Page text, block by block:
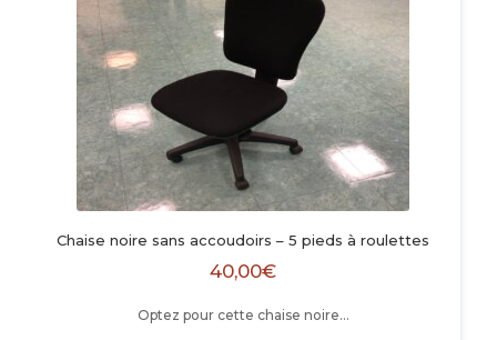
Chaise noire sans accoudoirs – 5 pieds à roulettes
40,00€
Optez pour cette chaise noire…